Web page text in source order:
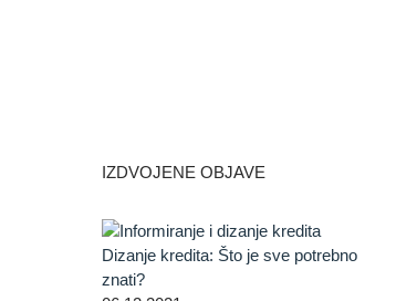
IZDVOJENE OBJAVE
Dizanje kredita: Što je sve potrebno
znati?